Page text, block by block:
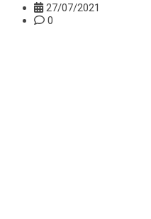
27/07/2021
0